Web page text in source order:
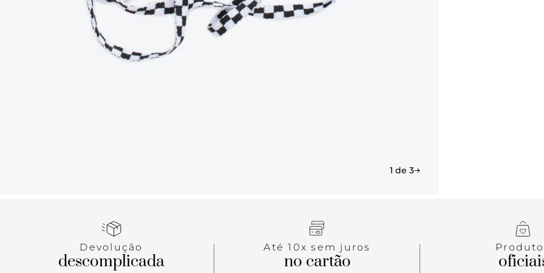
1 de 3
Devolução
descomplicada
Até 10x sem juros
no cartão